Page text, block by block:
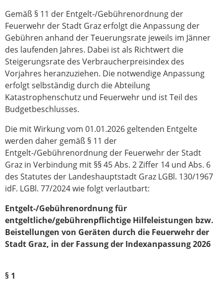
Gemäß § 11 der Entgelt-/Gebührenordnung der
Feuerwehr der Stadt Graz erfolgt die Anpassung der
Gebühren anhand der Teuerungsrate jeweils im Jänner
des laufenden Jahres. Dabei ist als Richtwert die
Steigerungsrate des Verbraucherpreisindex des
Vorjahres heranzuziehen. Die notwendige Anpassung
erfolgt selbständig durch die Abteilung
Katastrophenschutz und Feuerwehr und ist Teil des
Budgetbeschlusses.
Die mit Wirkung vom 01.01.2026 geltenden Entgelte
werden daher gemäß § 11 der
Entgelt-/Gebührenordnung der Feuerwehr der Stadt
Graz in Verbindung mit §§ 45 Abs. 2 Ziffer 14 und Abs. 6
des Statutes der Landeshauptstadt Graz LGBl. 130/1967
idF. LGBl. 77/2024 wie folgt verlautbart:
Entgelt-/Gebührenordnung für
entgeltliche/gebührenpflichtige Hilfeleistungen bzw.
Beistellungen von Geräten durch die Feuerwehr der
Stadt Graz, in der Fassung der Indexanpassung 2026
§ 1